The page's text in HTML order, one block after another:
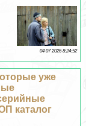
04 07 2026 8:24:52
уже
каталог